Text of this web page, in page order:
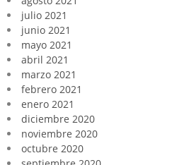
julio 2021
junio 2021
mayo 2021
abril 2021
marzo 2021
febrero 2021
enero 2021
diciembre 2020
noviembre 2020
octubre 2020